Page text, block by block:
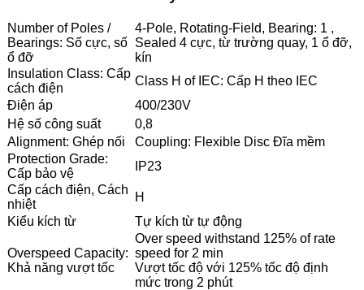
Number of Poles /
Bearings: Số cực, số
ổ đỡ
4-Pole, Rotating-Field, Bearing: 1 ,
Sealed 4 cực, từ trường quay, 1 ổ đỡ,
kín
Insulation Class: Cấp
cách điện
Class H of IEC: Cấp H theo IEC
Điện áp
400/230V
Hệ số công suất
0,8
Alignment: Ghép nối
Coupling: Flexible Disc Đĩa mềm
Protection Grade:
Cấp bảo vệ
IP23
Cấp cách điện, Cách
nhiệt
H
Kiểu kích từ
Tự kích từ tự động
Overspeed Capacity:
Khả năng vượt tốc
Over speed withstand 125% of rate
speed for 2 min
Vượt tốc độ với 125% tốc độ định
mức trong 2 phút